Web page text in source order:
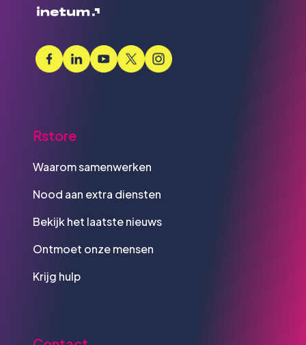
Rstore
Waarom samenwerken
Nood aan extra diensten
Bekijk het laatste nieuws
Ontmoet onze mensen
Krijg hulp